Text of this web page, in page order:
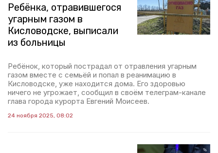
Ребёнка, отравившегося
угарным газом в
Кисловодске, выписали
из больницы
Ребёнок, который пострадал от отравления угарным
газом вместе с семьёй и попал в реанимацию в
Кисловодске, уже находится дома. Его здоровью
ничего не угрожает, сообщил в своём телеграм-канале
глава города курорта Евгений Моисеев.
24 ноября 2025, 08:02